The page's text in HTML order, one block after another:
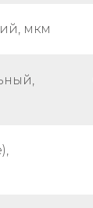
мкм